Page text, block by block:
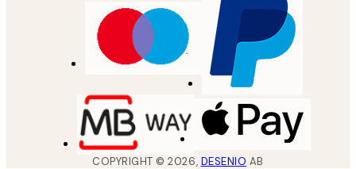
COPYRIGHT ©2026, DESENIO AB